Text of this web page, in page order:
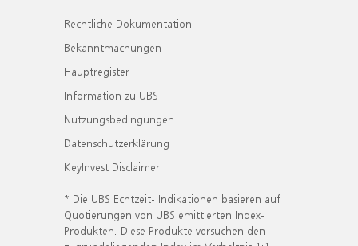
Rechtliche Dokumentation
Bekanntmachungen
Hauptregister
Information zu UBS
Nutzungsbedingungen
Datenschutzerklärung
KeyInvest Disclaimer
* Die UBS Echtzeit- Indikationen basieren auf
Quotierungen von UBS emittierten Index-
Produkten. Diese Produkte versuchen den